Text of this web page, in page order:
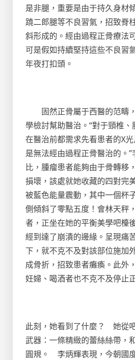
是非腿，重要是由于持久身材
蹺二郎腿等不良習氣，招致脊
斜形成的。經由過程正骨療法
可是假如持續堅持這些不良習
年夜打扣頭。
固然正骨屬于西醫的范疇
學檢討幫助醫治。“對于頸椎
在醫治前都需求先看患者的X
是無法經由過程正骨醫治的。
比，腫瘤患者能夠由于骨轉移
損壞，該處就她收藏的四對完
被藍色能量震動，其中一個杯
側傾斜了零點五度！會林天秤
者，正坐在她的平衡美學吧檯
經到達了崩潰的邊緣。呈現痛
下，就不克不及對該部位施加
成骨折，招致患者癱瘓。此外
妊婦、喝酒者也不克不及停止
此刻，她看到了什麼？ 她從
武器：一條精緻的蕾絲絲帶，
圓規。 李炳輝表現，今朝國